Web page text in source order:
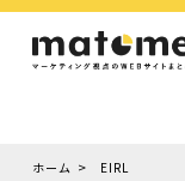
ホーム EIRL